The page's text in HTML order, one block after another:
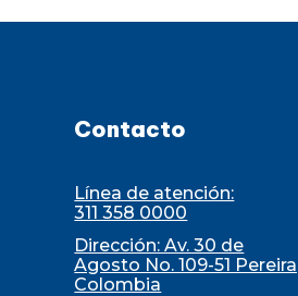
Contacto
Línea de atención:
311 358 0000
Dirección: Av. 30 de
Agosto No. 109-51
Colombia